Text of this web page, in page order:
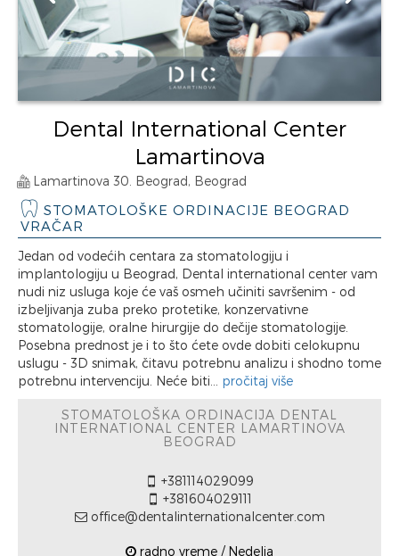
Dental International Center
Lamartinova
Lamartinova 30. Beograd, Beograd
STOMATOLOŠKE ORDINACIJE BEOGRAD
VRAČAR
Jedan od vodećih centara za stomatologiju i
implantologiju u Beograd, Dental international center vam
nudi niz usluga koje će vaš osmeh učiniti savršenim - od
izbeljivanja zuba preko protetike, konzervativne
stomatologije, oralne hirurgije do dečije stomatologije.
Posebna prednost je i to što ćete ovde dobiti celokupnu
uslugu - 3D snimak, čitavu potrebnu analizu i shodno tome
potrebnu intervenciju. Neće biti... pročitaj više
STOMATOLOŠKA ORDINACIJA DENTAL
INTERNATIONAL CENTER LAMARTINOVA
BEOGRAD
+381114029099
+381604029111
office@dentalinternationalcenter.com
radno vreme / Nedelja